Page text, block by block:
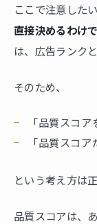
ここで注意したい
直接決めるわけ
は、広告ランク
そのため、
「品質スコ
「品質スコ
という考え方は
品質スコアは、